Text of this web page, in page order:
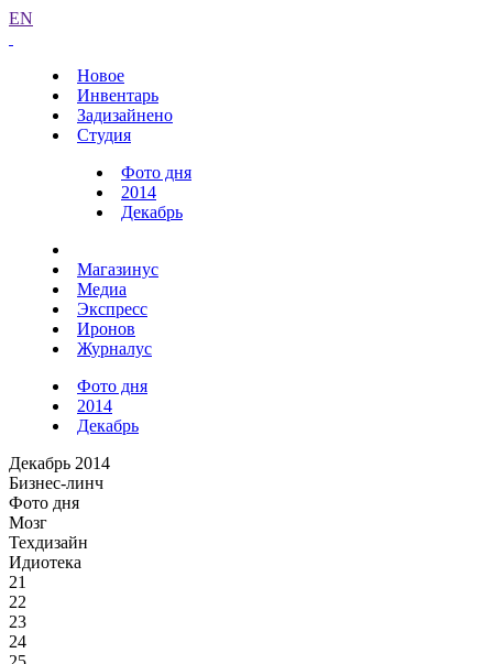
EN
Новое
Инвентарь
Задизайнено
Студия
Фото дня
2014
Декабрь
Магазинус
Медиа
Экспресс
Иронов
Журналус
Фото дня
2014
Декабрь
Декабрь 2014
Бизнес-линч
Фото дня
Мозг
Техдизайн
Идиотека
21
22
23
24